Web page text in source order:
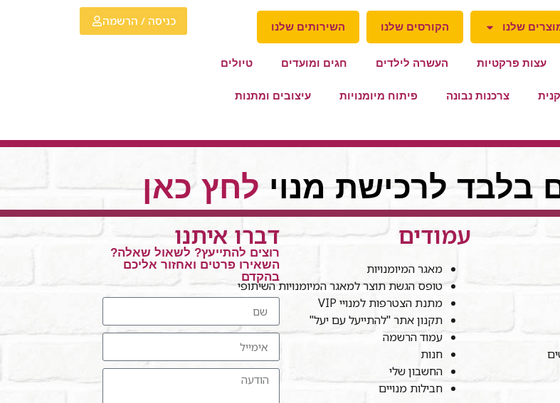
שלנו הקורסים שלנו השירותים שלנו
עצות פרקטיות העשרה לילדים חגים ומועדים טיולים
צרכנות נבונה פיתוח מיומנויות עיצובים ומתנות
כניסה / הרשמה
בלבד לרכישת מנוי לחץ כאן
עמודים
מאגר המיומנויות
טופס הגשת תוצר למאגר המיומנויות השיתופי
מתנת הצטרפות למנויי VIP
תקנון אתר "להתייעל עם יעל"
עמוד הרשמה
חנות
החשבון שלי
חבילות מנויים
דברו איתנו
רוצים להתייעץ? לשאול שאלה?
השאירו פרטים ואחזור אליכם
בהקדם